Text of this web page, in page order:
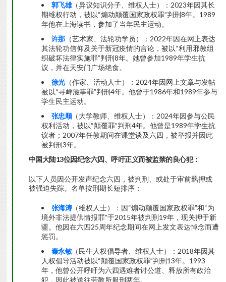
郭飞雄（异议知识分子、维权人士）：2023年因其长
期维权行动，被以“煽动颠覆国家政权罪”判刑8年。1989
年他在上海读书，参加了当年民主运动。
许那（艺术家、法轮功学员）：2022年因在网上表达
其法轮功信仰及关于新冠疫情的言论，被以“利用邪教组
织破坏法律实施罪”判刑8年。她曾参加1989年学生抗
议，并在天安门广场绝食。
徐光（作家、活动人士）：2024年因网上文章与发帖
被以“寻衅滋事罪”判刑4年。他曾于1986年和1989年参与
学生民主运动。
张忠顺（大学教师、维权人士）：2024年因参与公民
权利活动，被以“颠覆罪”判刑4年。他曾是1989年学生抗
议者；2007年任教期间在课堂谈及六四，被举报并因此
被判刑3年。
中国大陆13位因纪念六四、呼吁正义而被监禁的良心犯：
以下人员因公开发声纪念六四，被判刑、或处于审前羁押或
被强迫失踪。名单按刑期长短排序：
张海涛（维权人士）：因“煽动颠覆国家政权罪”和“为
境外非法提供情报罪”于2015年被判刑19年，现关押于新
疆。他因在六四25周年纪念期间在网上发文表达悼念而遭
惩罚。
秦永敏（民生人权倡导者、维权人士）：2018年因其
人权倡导活动被以“颠覆国家政权罪”判刑13年。1993
年，他曾公开呼吁为六四遇难者讨公道、释放所有政治
犯，因此被送往劳教所服刑两年。